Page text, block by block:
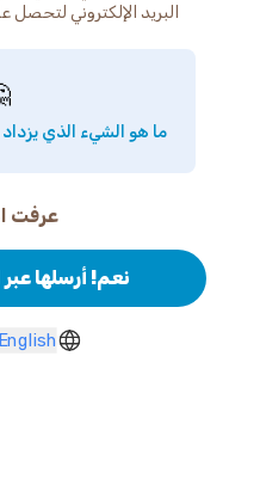
البريد الإلكتروني
ما هو الشيء الذي
عرفت
نعم! أرسلها عبر